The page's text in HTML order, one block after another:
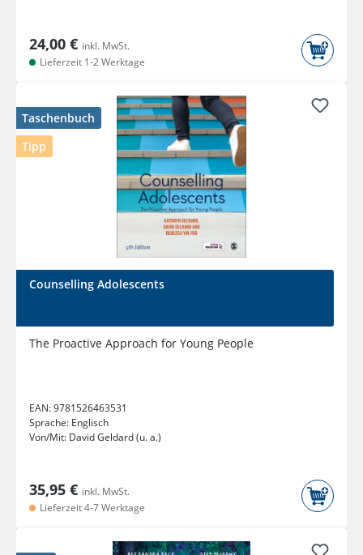
24,00 € inkl. MwSt.
Lieferzeit 1-2 Werktage
Taschenbuch
Tipp
Counselling Adolescents
The Proactive Approach for Young People
EAN:9781526463531
Sprache: Englisch
Von/Mit: David Geldard (u. a.)
35,95 € inkl. MwSt.
Lieferzeit 4-7 Werktage